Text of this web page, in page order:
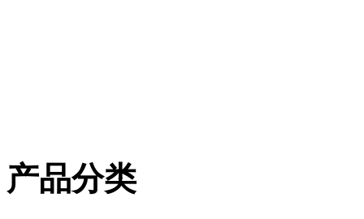
产品分类